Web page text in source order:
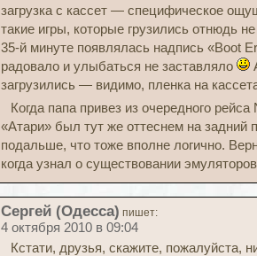
загрузка с кассет — специфическое
такие игры, которые грузились отнюдь
35-й минуте появлялась надпись «Boot
радовало и улыбаться не заставляло
загрузились — видимо, пленка на
Когда папа привез из очередного
«Атари» был тут же оттеснем на задний
подальше, что тоже вполне логично.
когда узнал о существовании
Сергей (Одесса) пишет:
4 октября 2010 в 09:04
Кстати, друзья, скажите, пожалуйста,